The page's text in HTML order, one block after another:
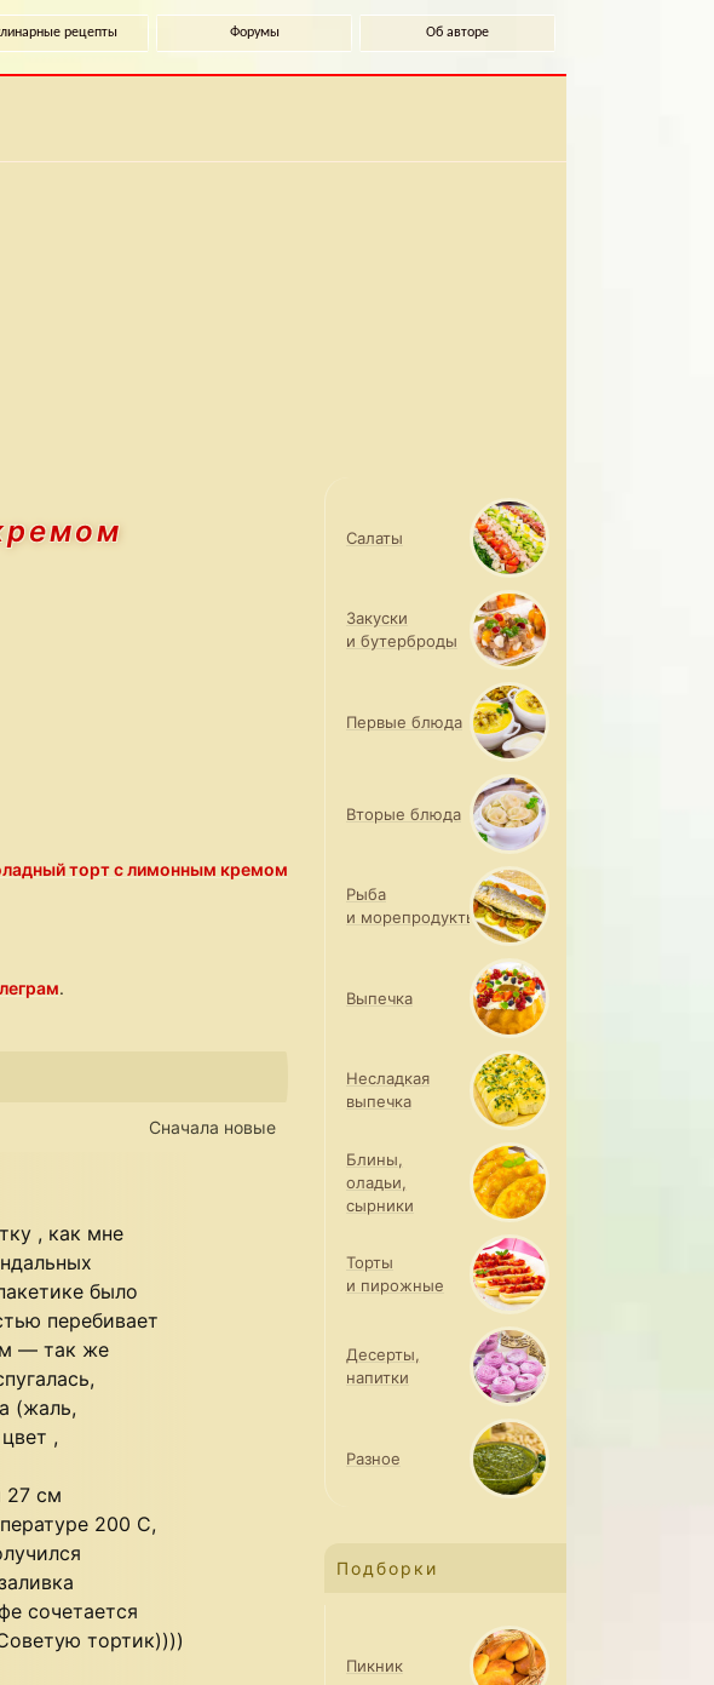
рецепты Форумы Об авторе
торт с лимонным кремом
.
Сначала новые
, как мне
было
перебивает
— так же
(жаль,
,
27 см
200 С,
сочетается
тортик))))
Салаты
Закуски
и бутерброды
Первые блюда
Вторые блюда
Рыба
и морепродукты
Выпечка
Несладкая
выпечка
Блины,
оладьи,
сырники
Торты
и пирожные
Десерты,
напитки
Разное
Подборки
Пикник